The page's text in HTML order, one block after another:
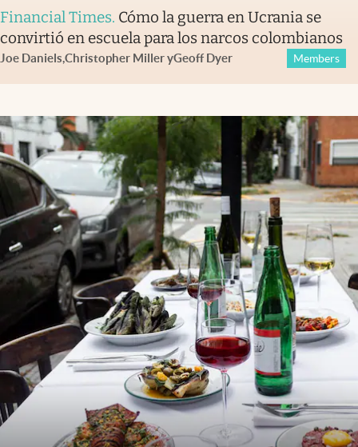
Financial Times. Cómo la guerra en Ucrania se
convirtió en escuela para los narcos colombianos
Joe Daniels,Christopher MilleryGeoff Dyer Members